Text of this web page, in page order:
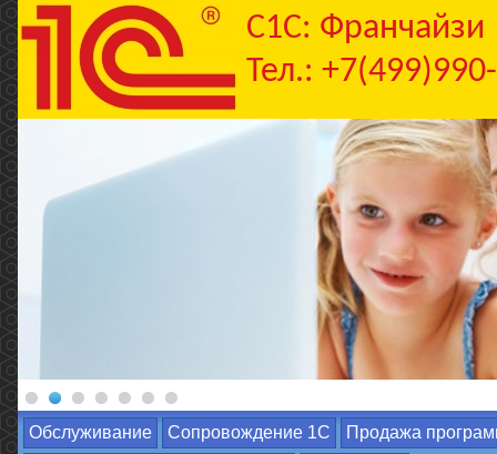
C1С: Франчайзи
Тел.:
Обслуживание Сопровождение 1С
Продажа